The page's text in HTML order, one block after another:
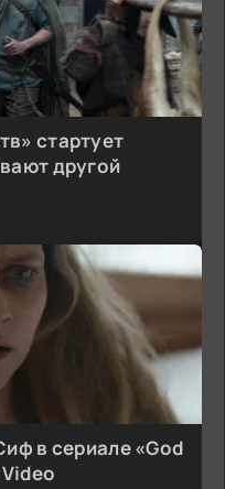
стартует
другой
в сериале «God